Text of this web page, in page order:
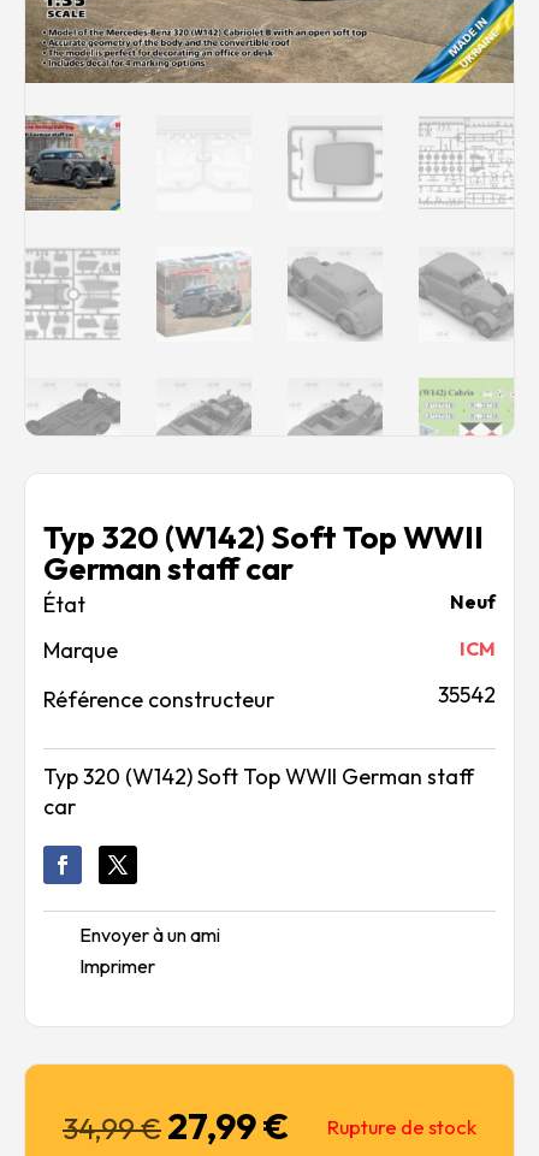
Avions
Bateaux
Trains
Figurines
Peintures
Accessoires
Puzzles
Maquette par marque
Contact
Typ 320 (W142) Soft Top WWII
German staff car
Neuf
Marque ICM
Référence constructeur 35542
Typ 320 (W142) Soft Top WWII German staff
car
Envoyer à un ami
Imprimer
34,99€ Le
27,99€ Rupture de stock